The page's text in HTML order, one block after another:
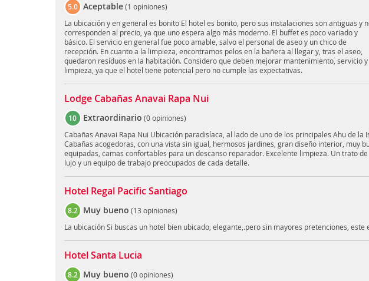
5.0 Aceptable(1 opiniones)
La ubicación y en general es bonito El hotel es bonito, pero sus instalaciones son antiguas y
corresponden al precio, ya que uno espera algo más moderno. El buffet es poco variado y
básico. El servicio en general fue poco amable, salvo el personal de aseo y un chico de
recepción. En cuanto a la limpieza, encontramos pelos en la bañera al llegar y, tras el aseo,
quedaron residuos en la habitación. Considero que deben mejorar mantenimiento, servicio y
limpieza, ya que el hotel tiene potencial pero no cumple las expectativas.
Lodge Cabañas Anavai Rapa Nui
10 Extraordinario (0 opiniones)
Cabañas Anavai Rapa Nui Ubicación paradisíaca, al lado de uno de los principales Ahu de la
Cabañas acogedoras, con una vista sin igual, hermosos jardines, gran diseño interior, muy
equipadas, camas confortables para un descanso reparador. Excelente limpieza. Un trato de
lujo y un equipo de trabajo preocupados de cada detalle.
Hotel Regal Pacific Santiago
8.2 Muy bueno (13 opiniones)
La ubicación Si buscas un hotel bien ubicado, elegante,.pero sin mayores pretenciones, este
Hotel Santa Lucia
8.2 Muy bueno (0 opiniones)